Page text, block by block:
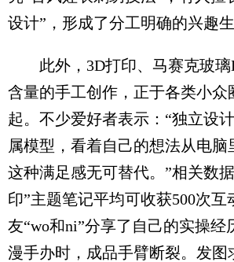
设计”，形成了分工明确的兴趣生
此外，3D打印、马赛克玻璃
含量的手工创作，正于各类小众
起。不少爱好者表示：“独立设
属模型，看着自己的想法从电脑
这种满足感无可替代。”相关数
印”主题笔记平均可收获500次互
友“wo和ni”分享了自己的实操经
漫手办时，成品手臂断裂。发图